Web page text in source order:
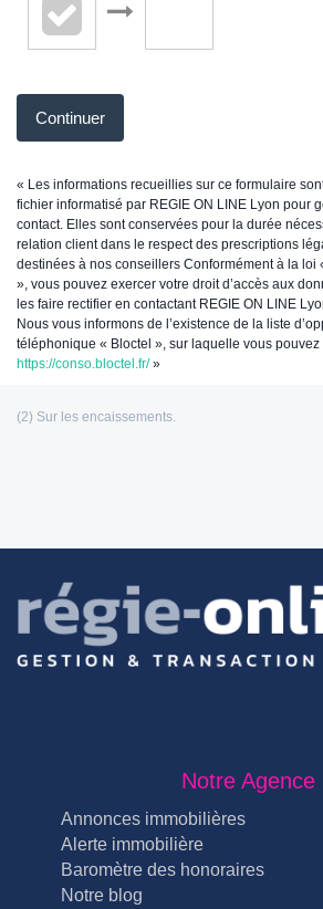
Continuer
« Les informations recueillies sur ce formulaire
fichier informatisé par REGIE ON LINE Lyon pour
contact. Elles sont conservées pour la durée
relation client dans le respect des prescriptions
destinées à nos conseillers Conformément à la loi
», vous pouvez exercer votre droit d’accès aux
les faire rectifier en contactant REGIE ON LINE
Nous vous informons de l’existence de la liste
téléphonique « Bloctel », sur laquelle vous
https://conso.bloctel.fr/»
Notre Agence
Annonces immobilières
Alerte immobilière
Baromètre des honoraires
Notre blog